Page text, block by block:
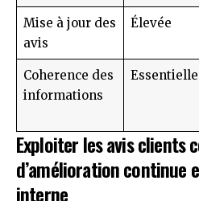
Mise à jour des
avis
Élevée
Coherence des
informations
Essentielle
Exploiter les avis clients
d’amélioration continue
interne